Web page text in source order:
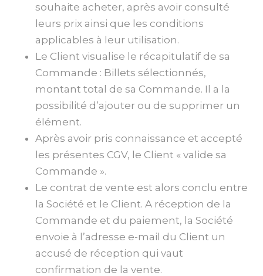
souhaite acheter, après avoir consulté
leurs prix ainsi que les conditions
applicables à leur utilisation.
Le Client visualise le récapitulatif de sa
Commande : Billets sélectionnés,
montant total de sa Commande. Il a la
possibilité d’ajouter ou de supprimer un
élément.
Après avoir pris connaissance et accepté
les présentes CGV, le Client « valide sa
Commande ».
Le contrat de vente est alors conclu entre
la Société et le Client. A réception de la
Commande et du paiement, la Société
envoie à l’adresse e-mail du Client un
accusé de réception qui vaut
confirmation de la vente.